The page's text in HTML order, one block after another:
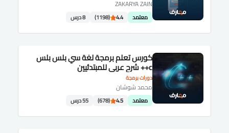
ZAKARYA ZAIN
معتمد 4.4
(1198) 8 درس
دورات برمجة
كورس تعلم برمجة لغة سي بلس بلس
c++ شرح عربى للمبتدئيين
محمد شوشان
معتمد 4.5
(678) 55 درس